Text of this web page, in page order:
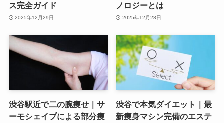
ス完全ガイド
2025年12月29日
ノロジーとは
2025年12月28日
渋谷駅近で二の腕痩せ｜サ
ーモシェイプによる部分痩
渋谷で本気ダイエット｜最
新痩身マシン完備のエステ